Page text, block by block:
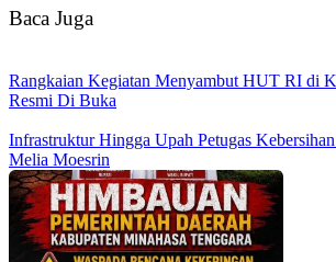
Baca Juga
Rangkaian Kegiatan Menyambut HUT RI di
Resmi Di Buka
Infrastruktur Hingga Upah Petugas
Melia Moesrin